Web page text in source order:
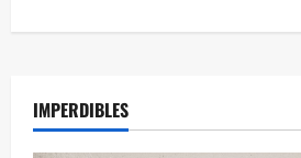
IMPERDIBLES